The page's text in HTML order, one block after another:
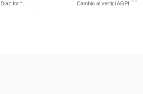
Cambio ai vertici AGPI